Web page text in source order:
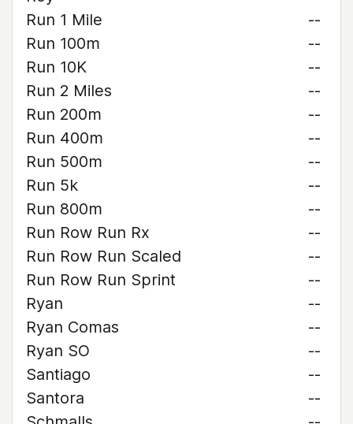
Run 1 Mile
--
Run 100m
--
Run 10K
--
Run 2 Miles
--
Run 200m
--
Run 400m
--
Run 500m
--
Run 5k
--
Run 800m
--
Run Row Run Rx
--
Run Row Run Scaled
--
Run Row Run Sprint
--
Ryan
--
Ryan Comas
--
Ryan SO
--
Santiago
--
Santora
--